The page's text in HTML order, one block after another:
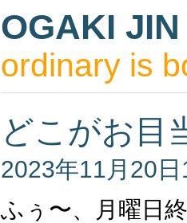
OGAKI JIN
ordinary is
どこがお目
2023年11月20
ふぅ〜、月曜日